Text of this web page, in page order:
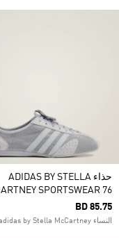
حذاء ADIDAS BY STELLA
SPORTSWEAR 76
BD 85.75
النساء adidas by Stella McCartney